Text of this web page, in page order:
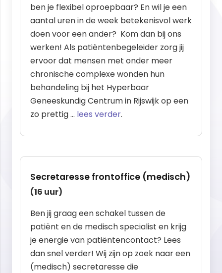
ben je flexibel oproepbaar? En wil je een
aantal uren in de week betekenisvol werk
doen voor een ander? Kom dan bij ons
werken! Als patiëntenbegeleider zorg jij
ervoor dat mensen met onder meer
chronische complexe wonden hun
behandeling bij het Hyperbaar
Geneeskundig Centrum in Rijswijk op een
zo prettig … lees verder.
Secretaresse frontoffice (medisch)
(16 uur)
Ben jij graag een schakel tussen de
patiënt en de medisch specialist en krijg
je energie van patiëntencontact? Lees
dan snel verder! Wij zijn op zoek naar een
(medisch) secretaresse die